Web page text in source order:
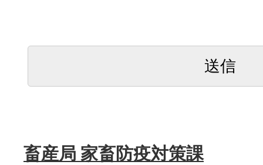
畜産局 家畜防疫対策課